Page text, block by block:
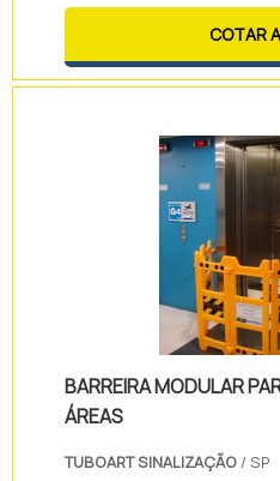
benefício e entrega
COTAR
BARREIRA MODULAR
ÁREAS
TUBOART SINALIZAÇÃO / SP